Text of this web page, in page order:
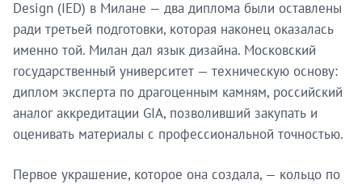
Design (IED) в Милане — два диплома были оставлены
ради третьей подготовки, которая наконец оказалась
именно той. Милан дал язык дизайна. Московский
государственный университет — техническую основу:
диплом эксперта по драгоценным камням, российский
аналог аккредитации GIA, позволивший закупать и
оценивать материалы с профессиональной точностью.
Первое украшение, которое она создала, — кольцо по